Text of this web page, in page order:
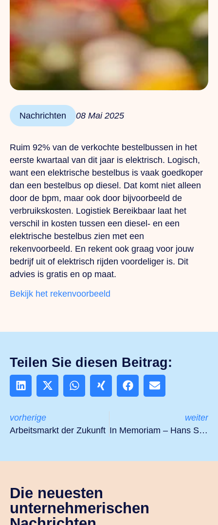
Nachrichten 08 Mai 2025
Ruim 92% van de verkochte bestelbussen in het
eerste kwartaal van dit jaar is elektrisch. Logisch,
want een elektrische bestelbus is vaak goedkoper
dan een bestelbus op diesel. Dat komt niet alleen
door de bpm, maar ook door bijvoorbeeld de
verbruikskosten. Logistiek Bereikbaar laat het
verschil in kosten tussen een diesel- en een
elektrische bestelbus zien met een
rekenvoorbeeld. En rekent ook graag voor jouw
bedrijf uit of elektrisch rijden voordeliger is. Dit
advies is gratis en op maat.
Bekijk het rekenvoorbeeld
Teilen Sie diesen Beitrag:
vorherige
Arbeitsmarkt der Zukunft
weiter
In Memoriam – Hans Schreurs (1958 – 2025)
Die neuesten
unternehmerischen